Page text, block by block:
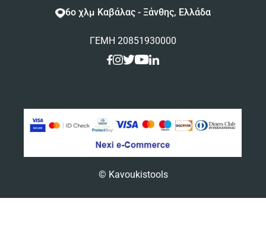
6ο χλμ Καβάλας - Ξάνθης, Ελλάδα
ΓΕΜΗ 20851930000
© Kavoukistools